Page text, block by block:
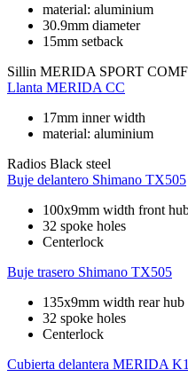
material: aluminium
30.9mm diameter
15mm setback
Sillin MERIDA SPORT
Llanta MERIDA CC
17mm inner width
material: aluminium
Radios Black steel
Buje delantero Shimano TX505
100x9mm width front
32 spoke holes
Centerlock
Buje trasero Shimano TX505
135x9mm width rear hub
32 spoke holes
Centerlock
Cubierta delantera MERIDA